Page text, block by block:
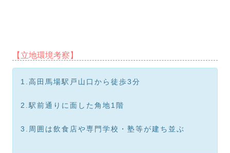
【立地環境考察】
1.高田馬場駅戸山口から徒歩3分
2.駅前通りに面した角地1階
3.周囲は飲食店や専門学校・塾等が建ち並ぶ